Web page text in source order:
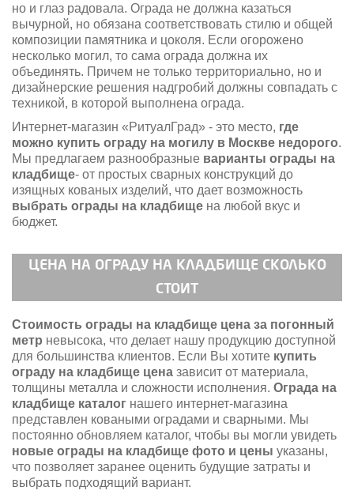
но и глаз радовала. Ограда не должна казаться
вычурной, но обязана соответствовать стилю и общей
композиции памятника и цоколя. Если огорожено
несколько могил, то сама ограда должна их
объединять. Причем не только территориально, но и
дизайнерские решения надгробий должны совпадать с
техникой, в которой выполнена ограда.
Интернет-магазин «РитуалГрад» - это место, где
можно купить ограду на могилу в Москве недорого.
Мы предлагаем разнообразные варианты ограды на
кладбище- от простых сварных конструкций до
изящных кованых изделий, что дает возможность
выбрать ограды на кладбище на любой вкус и
бюджет.
ЦЕНА НА ОГРАДУ НА КЛАДБИЩЕ СКОЛЬКО
СТОИТ
Стоимость ограды на кладбище цена за погонный
метр невысока, что делает нашу продукцию доступной
для большинства клиентов. Если Вы хотите купить
ограду на кладбище цена зависит от материала,
толщины металла и сложности исполнения. Ограда на
кладбище каталог нашего интернет-магазина
представлен коваными оградами и сварными. Мы
постоянно обновляем каталог, чтобы вы могли увидеть
новые ограды на кладбище фото и цены указаны,
что позволяет заранее оценить будущие затраты и
выбрать подходящий вариант.